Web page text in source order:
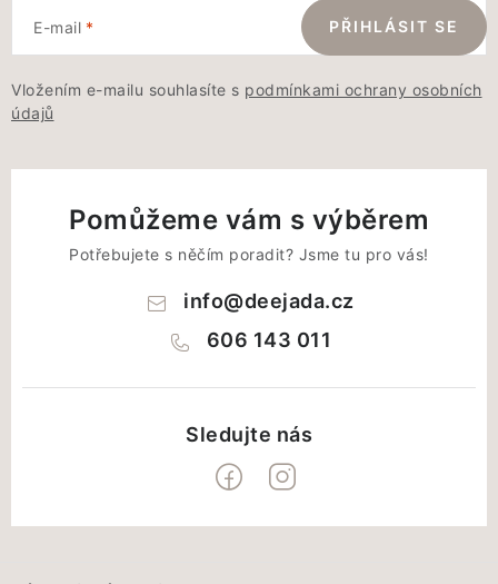
E-mail
Vložením e-mailu souhlasíte s podmínkami ochrany osobních
údajů
PŘIHLÁSIT SE
Pomůžeme vám s výběrem
Potřebujete s něčím poradit? Jsme tu pro vás!
info@deejada.cz
606 143 011